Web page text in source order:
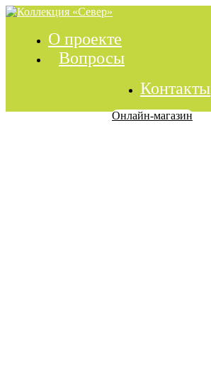
О проекте
Вопросы
Контакты
Онлайн-магазин